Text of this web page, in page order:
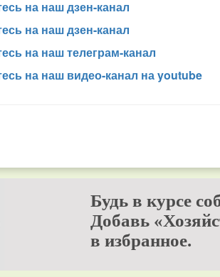
на наш дзен-канал
на наш дзен-канал
на наш телеграм-канал
на наш видео-канал на youtube
Будь в курсе
Добавь
в избранное.